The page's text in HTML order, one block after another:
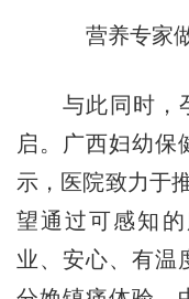
营养专家
与此同时，
启。广西妇幼保
示，医院致力于
望通过可感知
业、安心、有温